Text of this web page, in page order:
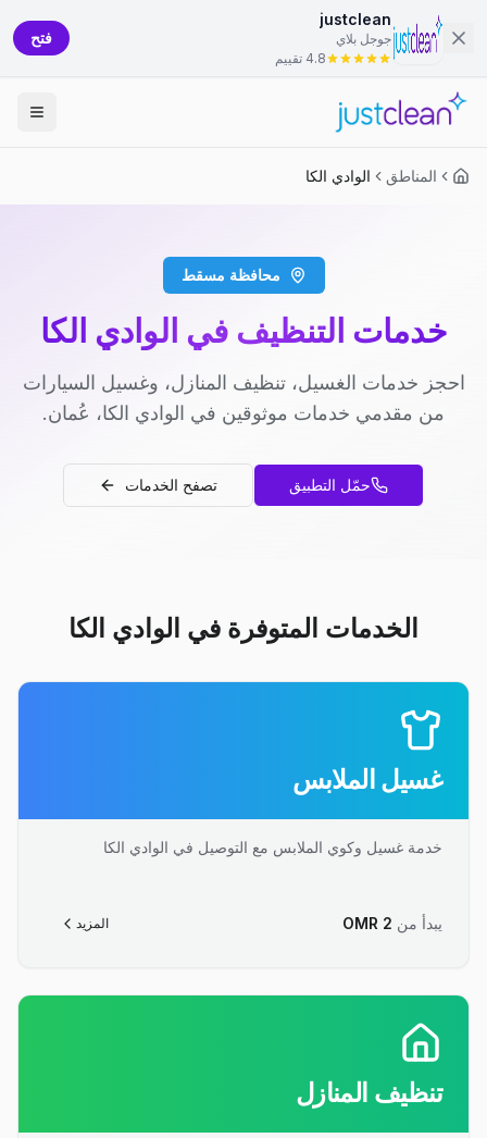
justclean
جوجل بلاي
4.8 تقييم
فتح
المناطق الوادي الكا
محافظة مسقط
خدمات التنظيف في الوادي الكا
احجز خدمات الغسيل، تنظيف المنازل، وغسيل السيارات
من مقدمي خدمات موثوقين في الوادي الكا، عُمان.
حمّل التطبيق تصفح الخدمات
الخدمات المتوفرة في الوادي الكا
غسيل الملابس
خدمة غسيل وكوي الملابس مع التوصيل في الوادي الكا
يبدأ من OMR 2 المزيد
تنظيف المنازل